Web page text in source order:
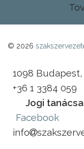
© 2026
1098 Budapest,
+36 1 3384 059
Jogi
Facebook
info